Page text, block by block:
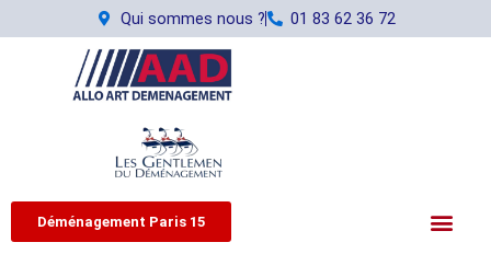
au
Qui sommes nous ? 01 83 62 36 72
Déménagement Paris 15